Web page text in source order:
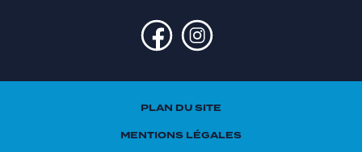
PLAN DU SITE
MENTIONS LÉGALES